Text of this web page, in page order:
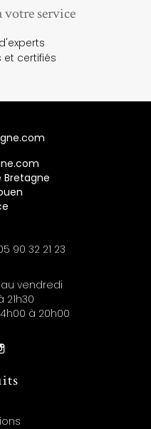
votre service
et certifiés
Bretagne
90 32 21 23
vendredi
21h30
à 20h00